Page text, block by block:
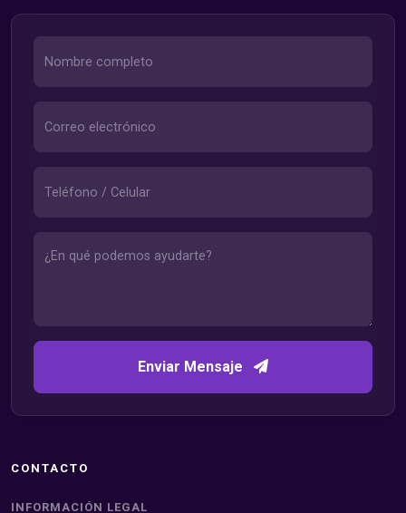
Enviar Mensaje
CONTACTO
INFORMACIÓN LEGAL